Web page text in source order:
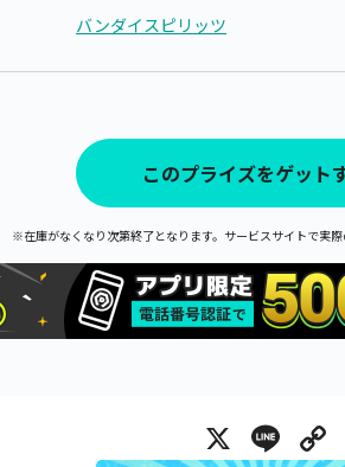
バンダイスピリッツ
このプライズをゲット
※在庫がなくなり次第終了となります。サービスサイトで実際
X Line